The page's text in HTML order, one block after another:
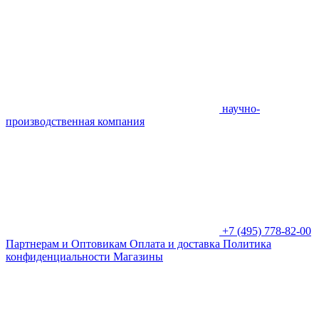
научно-
производственная компания
+7 (495) 778-82-00
Партнерам и Оптовикам Оплата и доставка Политика
конфиденциальности Магазины